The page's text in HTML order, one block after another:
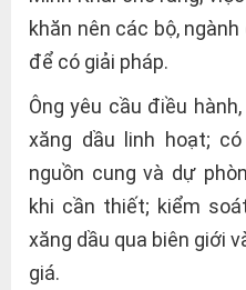
khăn nên các bộ,
để có giải pháp.
Ông yêu cầu điều
xăng dầu linh hoạt;
nguồn cung và dự
khi cần thiết; kiểm
xăng dầu qua biên giới
giá.